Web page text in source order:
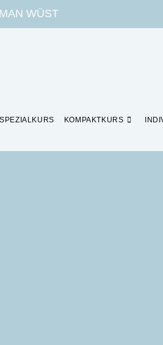
WÜST
SPEZIALKURS KOMPAKTKURS